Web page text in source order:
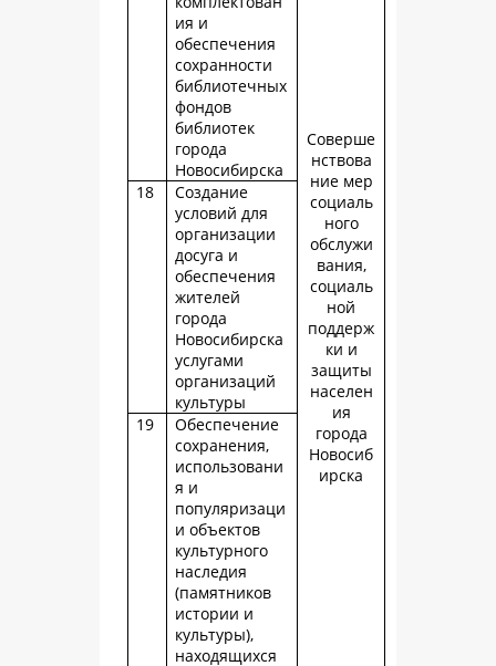
Соверше
нствова
ние мер
социаль
ного
обслужи
вания,
социаль
ной
поддерж
ки и
защиты
населен
ия
города
Новосиб
ирска
ия и
обеспечения
сохранности
библиотечных
фондов
библиотек
города
Новосибирска
18
Создание
условий для
организации
досуга и
обеспечения
жителей
города
Новосибирска
услугами
организаций
культуры
19
Обеспечение
сохранения,
использовани
я и
популяризаци
и объектов
культурного
наследия
(памятников
истории и
культуры),
находящихся